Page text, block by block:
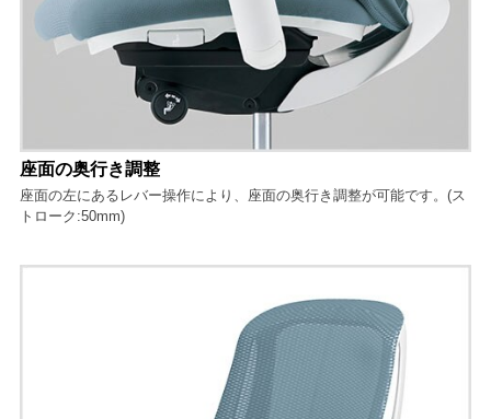
座面の奥行き調整
座面の左にあるレバー操作により、座面の奥行き調整が可能です。(ス
トローク:50mm)